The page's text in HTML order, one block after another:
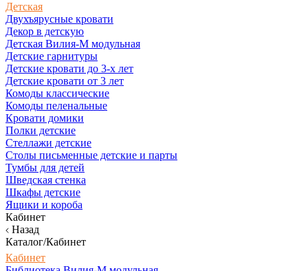
Детская
Двухъярусные кровати
Декор в детскую
Детская Вилия-М модульная
Детские гарнитуры
Детские кровати до 3-х лет
Детские кровати от 3 лет
Комоды классические
Комоды пеленальные
Кровати домики
Полки детские
Стеллажи детские
Столы письменные детские и парты
Тумбы для детей
Шведская стенка
Шкафы детские
Ящики и короба
Кабинет
Назад
Каталог/Кабинет
Кабинет